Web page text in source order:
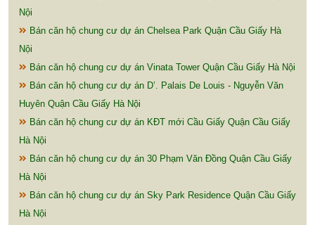
Nội
Bán căn hộ chung cư dự án Chelsea Park Quận Cầu Giấy Hà
Nội
Bán căn hộ chung cư dự án Vinata Tower Quận Cầu Giấy Hà Nội
Bán căn hộ chung cư dự án D’. Palais De Louis - Nguyễn Văn
Huyên Quận Cầu Giấy Hà Nội
Bán căn hộ chung cư dự án KĐT mới Cầu Giấy Quận Cầu Giấy
Hà Nội
Bán căn hộ chung cư dự án 30 Phạm Văn Đồng Quận Cầu Giấy
Hà Nội
Bán căn hộ chung cư dự án Sky Park Residence Quận Cầu Giấy
Hà Nội